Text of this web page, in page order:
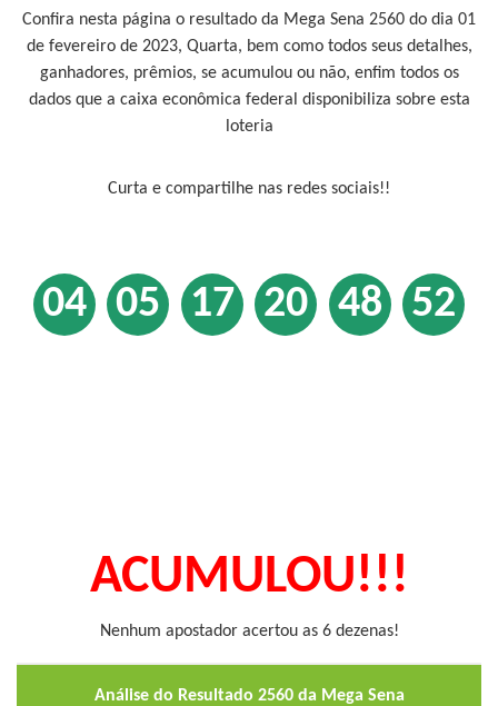
Confira nesta página o resultado da Mega Sena 2560 do dia 01
de fevereiro de 2023, Quarta, bem como todos seus detalhes,
ganhadores, prêmios, se acumulou ou não, enfim todos os
dados que a caixa econômica federal disponibiliza sobre esta
loteria
Curta e compartilhe nas redes sociais!!
04 05 17 20 48 52
ACUMULOU!!!
Nenhum apostador acertou as 6 dezenas!
Análise do Resultado 2560 da Mega Sena